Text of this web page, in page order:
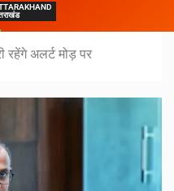
रहेंगे अलर्ट मोड़ पर